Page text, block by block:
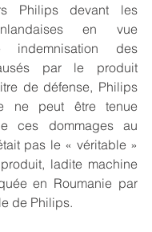
Philips devant les
en vue
indemnisation des
par le produit
de défense, Philips
ne peut être tenue
ces dommages au
pas le « véritable »
ladite machine
en Roumanie par
de Philips.